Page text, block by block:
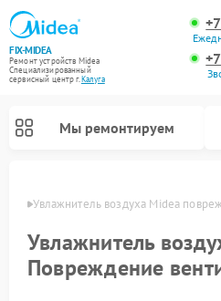
FIX-MIDEA
Ремонт устройств Midea
Специализированный
cервисный центр г.Калуга
Мы ремонтируем
Увлажнитель воздуха Midea
Увлажнитель
Повреждение